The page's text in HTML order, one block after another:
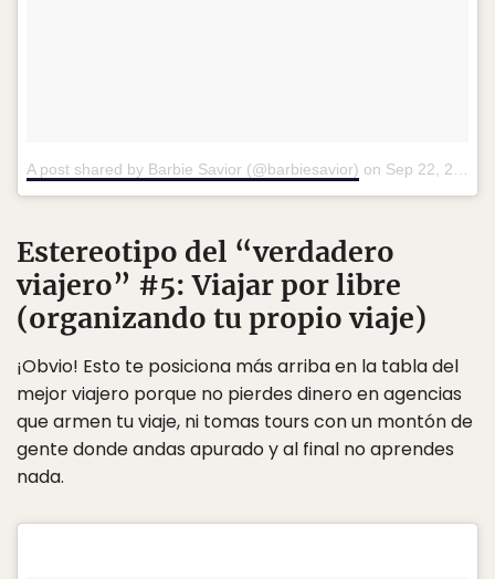
A post shared by Barbie Savior (@barbiesavior) on Sep 22, 2016 at 2:41pm PDT
Estereotipo del “verdadero
viajero” #5: Viajar por libre
(organizando tu propio viaje)
¡Obvio! Esto te posiciona más arriba en la tabla del
mejor viajero porque no pierdes dinero en agencias
que armen tu viaje, ni tomas tours con un montón de
gente donde andas apurado y al final no aprendes
nada.